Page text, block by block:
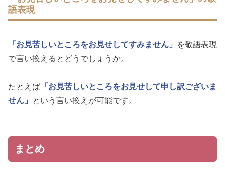
語表現
「お見苦しいところをお見せしてすみません」
を敬語表現
で言い換えるとどうでしょうか。
たとえば 「お見苦しいところをお見せして申し訳ございま
せん」
という言い換えが可能です。
まとめ